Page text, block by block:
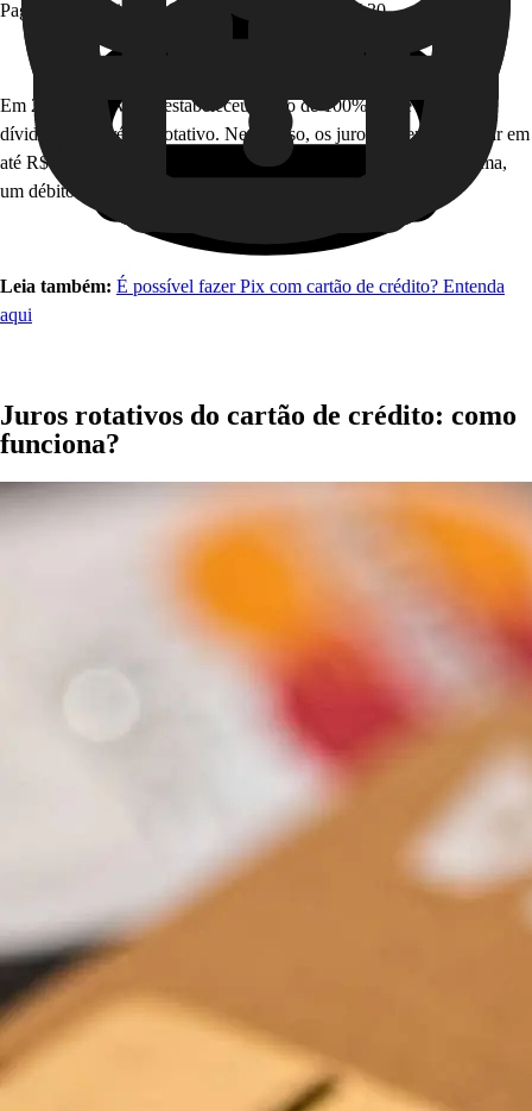
Pagamento mínimo: R$627,30 + R$90 = R$717,30
Em 2024, o Governo estabeleceu o teto de 100% sobre o valor da
dívida para o crédito rotativo. Neste caso, os juros podem acumular em
até R$600, conforme o exemplo criado anteriormente. Dessa forma,
um débito de R$600 pode chegar a R$1.200.
Leia também: É possível fazer Pix com cartão de crédito? Entenda
aqui
Juros rotativos do cartão de crédito: como
funciona?